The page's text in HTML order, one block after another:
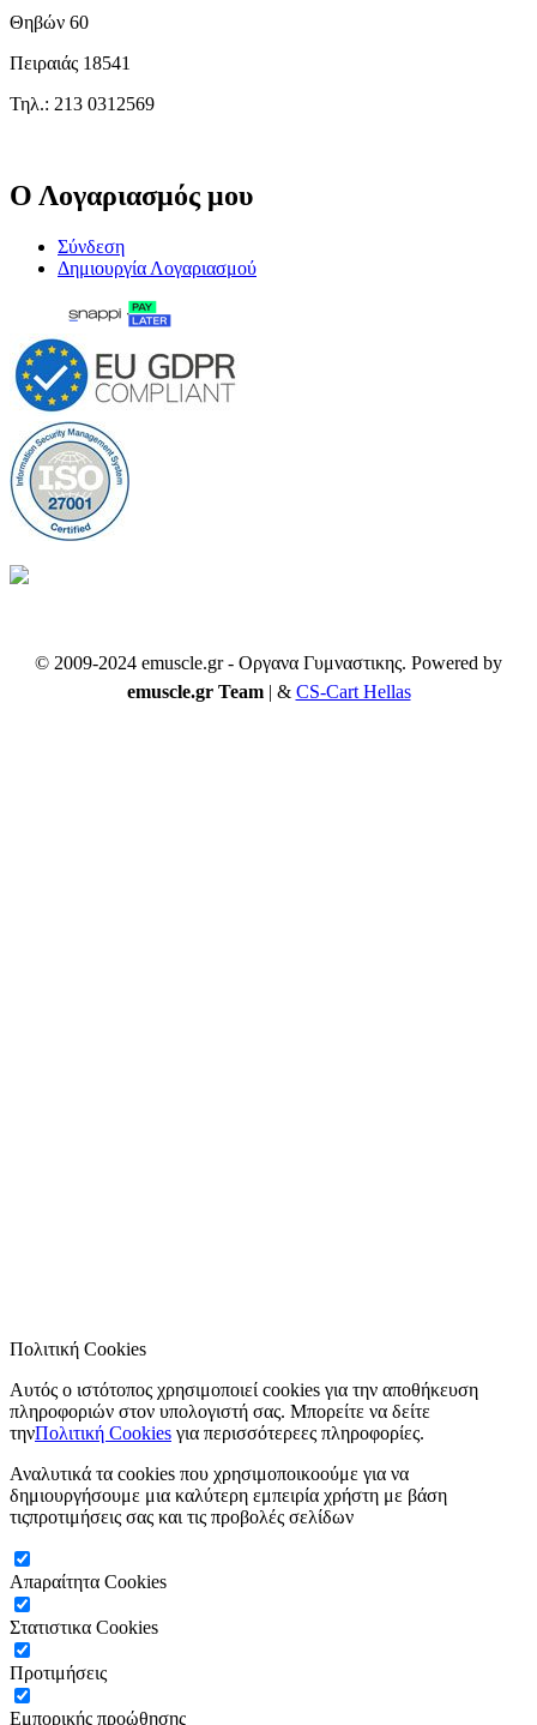
Θηβών 60
Πειραιάς 18541
Τηλ.: 213 0312569
Ο Λογαριασμός μου
Σύνδεση
Δημιουργία Λογαριασμού
© 2009-2024 emuscle.gr - Οργανα Γυμναστικης. Powered by
emuscle.gr Team| & CS-Cart Hellas
Πολιτική Cookies
Αυτός ο ιστότοπος χρησιμοποιεί cookies για την αποθήκευση
πληροφοριών στον υπολογιστή σας. Μπορείτε να δείτε
τηνΠολιτική Cookies για περισσότερεες πληροφορίες.
Αναλυτικά τα cookies που χρησιμοποικοούμε για να
δημιουργήσουμε μια καλύτερη εμπειρία χρήστη με βάση
τιςπροτιμήσεις σας και τις προβολές σελίδων
Απaραίτητα Cookies
Στατιστικα Cookies
Προτιμήσεις
Εμπορικής προώθησης